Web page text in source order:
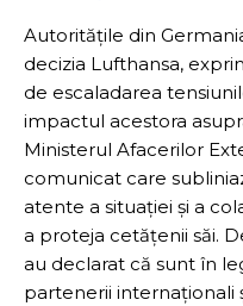
Autoritățile din
decizia Lufthansa,
de escaladarea
impactul acestora
Ministerul Afacerilor
comunicat care
atente a situației și a
a proteja cetățenii săi.
au declarat că sunt în
partenerii internaționali